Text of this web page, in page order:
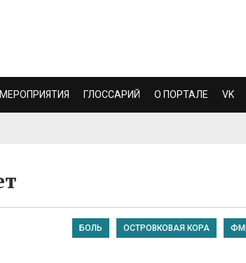
МЕРОПРИЯТИЯ ГЛОССАРИЙ О ПОРТАЛЕ VK
БОЛЬ ОСТРОВКОВАЯ КОРА